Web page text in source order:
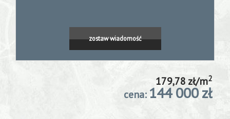
ze
zostaw wiadomość
179,78 zł/m2
cena: 144 000 zł